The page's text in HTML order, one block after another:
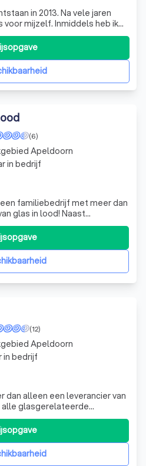
in 2013. Na vele jaren
voor mijzelf. Inmiddels heb ik
kan ik mijzelf een vakman
juiste oplossing en voorzie u
allerbeste product geleverd
(6)
familiebedrijf met meer dan
glas in lood! Naast
we gebruik van de
maken we niet alleen
in lood! Geen ruitjes meer
Apeldoorn
in bedrijf
(12)
dan alleen een leverancier van
alle glasgerelateerde
bouwproject heeft waar u
bestaande glas in uw huis,
wij staan voor u klaar.
Apeldoorn
in bedrijf